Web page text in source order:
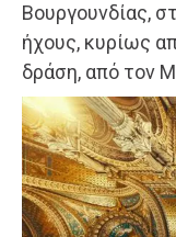
Βουργουνδίας,
ήχους, κυρίως
δράση, από τον